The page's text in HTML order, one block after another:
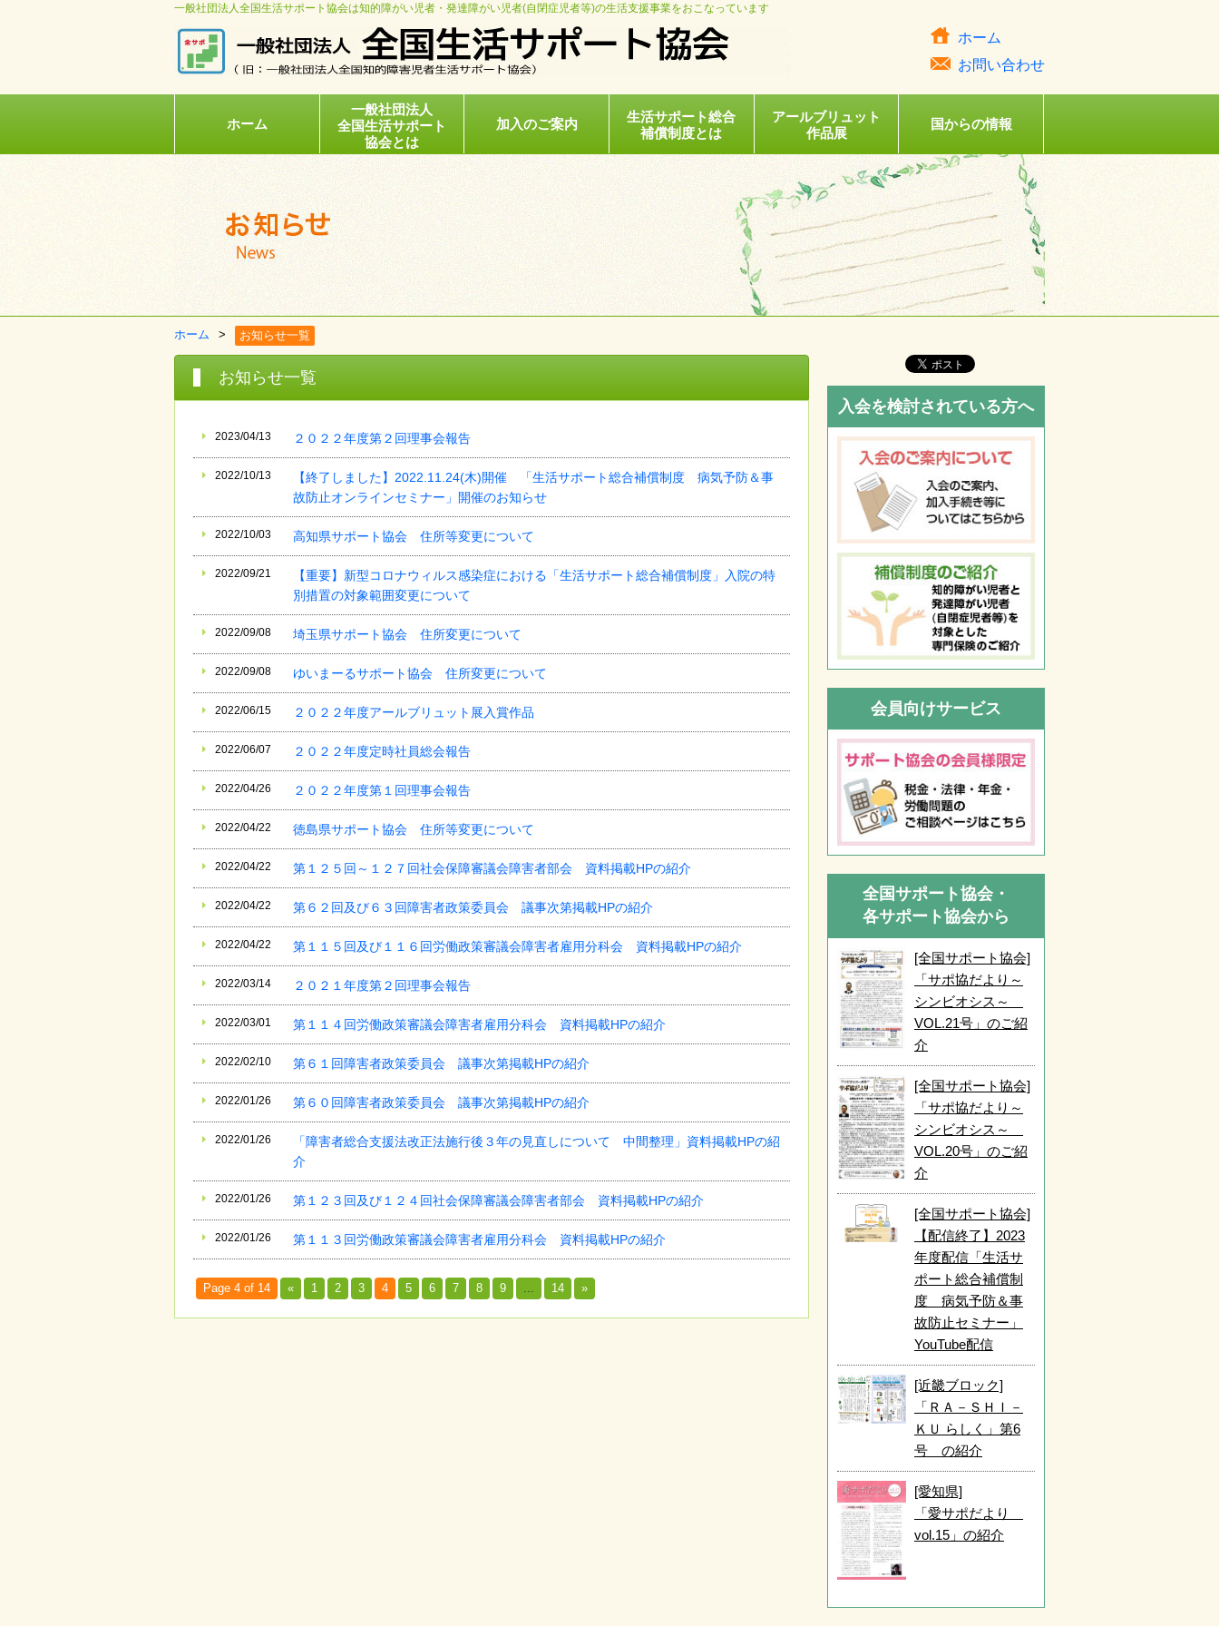
一般社団法人全国生活サポート協会は知的障がい児者・発達障がい児者(自閉症児者等)の生活支援事業をおこなっています
ホーム
お問い合わせ
ホーム
一般社団法人
全国生活サポート
協会とは
加入のご案内
生活サポート総合
補償制度とは
アールブリュット
作品展
国からの情報
ホーム お知らせ一覧
お知らせ一覧
2023/04/13 ２０２２年度第２回理事会報告
2022/10/13
【終了しました】2022.11.24(木)開催 「生活サポート総合補償制度 病気予防＆事
故防止オンラインセミナー」開催のお知らせ
2022/10/03 高知県サポート協会 住所等変更について
2022/09/21
【重要】新型コロナウィルス感染症における「生活サポート総合補償制度」入院の特
別措置の対象範囲変更について
2022/09/08 埼玉県サポート協会 住所変更について
2022/09/08 ゆいまーるサポート協会 住所変更について
2022/06/15 ２０２２年度アールブリュット展入賞作品
2022/06/07 ２０２２年度定時社員総会報告
2022/04/26 ２０２２年度第１回理事会報告
2022/04/22 徳島県サポート協会 住所等変更について
2022/04/22 第１２５回～１２７回社会保障審議会障害者部会 資料掲載HPの紹介
2022/04/22 第６２回及び６３回障害者政策委員会 議事次第掲載HPの紹介
2022/04/22 第１１５回及び１１６回労働政策審議会障害者雇用分科会 資料掲載HPの紹介
2022/03/14 ２０２１年度第２回理事会報告
2022/03/01 第１１４回労働政策審議会障害者雇用分科会 資料掲載HPの紹介
2022/02/10 第６１回障害者政策委員会 議事次第掲載HPの紹介
2022/01/26 第６０回障害者政策委員会 議事次第掲載HPの紹介
2022/01/26
「障害者総合支援法改正法施行後３年の見直しについて 中間整理」資料掲載HPの紹
介
2022/01/26 第１２３回及び１２４回社会保障審議会障害者部会 資料掲載HPの紹介
2022/01/26 第１１３回労働政策審議会障害者雇用分科会 資料掲載HPの紹介
Page 4 of 14 « 1 2 3 4 5 6 7 8 9 ... 14 »
入会を検討されている方へ
会員向けサービス
全国サポート協会・
各サポート協会から
[全国サポート協会]
「サポ協だより～
シンビオシス～
VOL.21号」のご紹
介
[全国サポート協会]
「サポ協だより～
シンビオシス～
VOL.20号」のご紹
介
[全国サポート協会]
【配信終了】2023
年度配信「生活サ
ポート総合補償制
度 病気予防＆事
故防止セミナー」
YouTube配信
[近畿ブロック]
「ＲＡ－ＳＨＩ－
ＫＵ らしく」第6
号 の紹介
[愛知県]
「愛サポだより
vol.15」の紹介